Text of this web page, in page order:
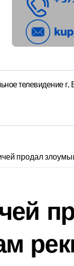
детей с 1
рассказали
– 05 08 2026
телевидение г.
продал